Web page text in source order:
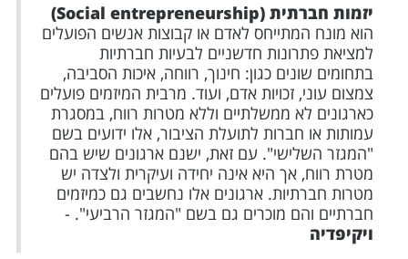
יזמות חברתית (Social entrepreneurship)
הוא מונח המתייחס לאדם או קבוצות אנשים הפועלים
למציאת פתרונות חדשניים לבעיות חברתיות
בתחומים שונים כגון: חינוך, רווחה, איכות הסביבה,
צמצום עוני, זכויות אדם, ועוד. מרבית המיזמים פועלים
כארגונים לא ממשלתיים וללא מטרות רווח, במסגרת
עמותות או חברות לתועלת הציבור, אלו ידועים בשם
"המגזר השלישי". עם זאת, ישנם ארגונים שיש בהם
מטרת רווח, אך היא אינה יחידה ועיקרית ולצדה יש
מטרות חברתיות. ארגונים אלו נחשבים גם כמיזמים
חברתיים והם מוכרים גם בשם "המגזר הרביעי". -
ויקיפדיה